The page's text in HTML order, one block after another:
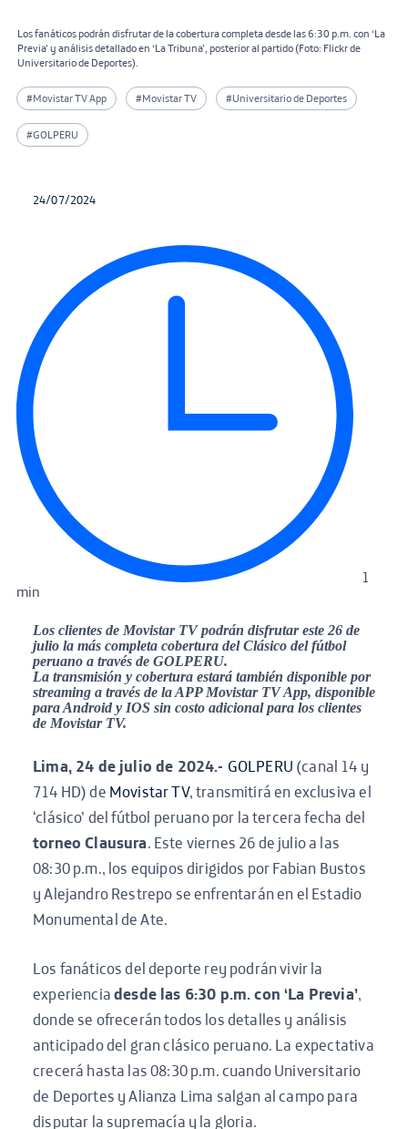
Los fanáticos podrán disfrutar de la cobertura completa desde las 6:30 p.m. con ‘La
Previa’ y análisis detallado en ‘La Tribuna’, posterior al partido (Foto: Flickr de
Universitario de Deportes).
#Movistar TV App #Movistar TV #Universitario de Deportes
#GOLPERU
24/07/2024
1
min
Los clientes de Movistar TV podrán disfrutar este 26 de
julio la más completa cobertura del Clásico del fútbol
peruano a través de GOLPERU.
La transmisión y cobertura estará también disponible por
streaming a través de la APP Movistar TV App, disponible
para Android y IOS sin costo adicional para los clientes
de Movistar TV.
Lima, 24 de julio de 2024.- GOLPERU (canal 14 y
714 HD) de Movistar TV, transmitirá en exclusiva el
‘clásico’ del fútbol peruano por la tercera fecha del
torneo Clausura. Este viernes 26 de julio a las
08:30 p.m., los equipos dirigidos por Fabian Bustos
y Alejandro Restrepo se enfrentarán en el Estadio
Monumental de Ate.
Los fanáticos del deporte rey podrán vivir la
experienciadesde las 6:30 p.m. con ‘La Previa’,
donde se ofrecerán todos los detalles y análisis
anticipado del gran clásico peruano. La expectativa
crecerá hasta las 08:30 p.m. cuando Universitario
de Deportes y Alianza Lima salgan al campo para
disputar la supremacía y la gloria.